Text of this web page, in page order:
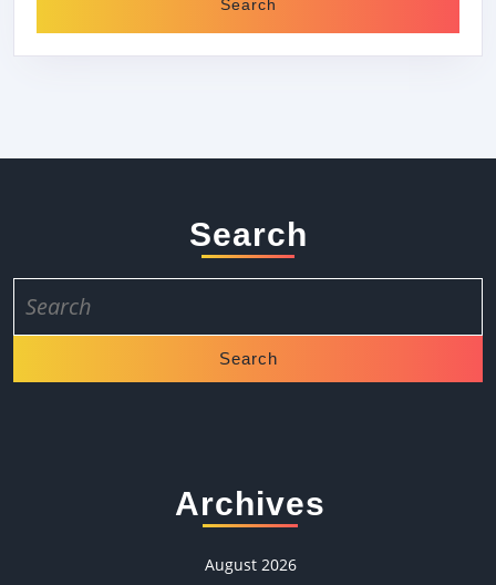
Search
for:
Archives
August 2026